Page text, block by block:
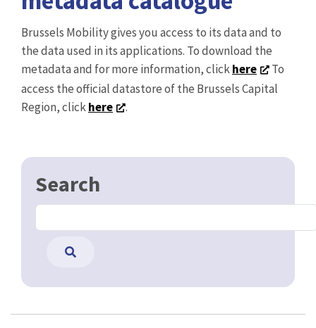
Brussels Mobility gives you access to its data and to
the data used in its applications. To download the
metadata and for more information, clickhere
To
access the official datastore of the Brussels Capital
Region, clickhere .
Search